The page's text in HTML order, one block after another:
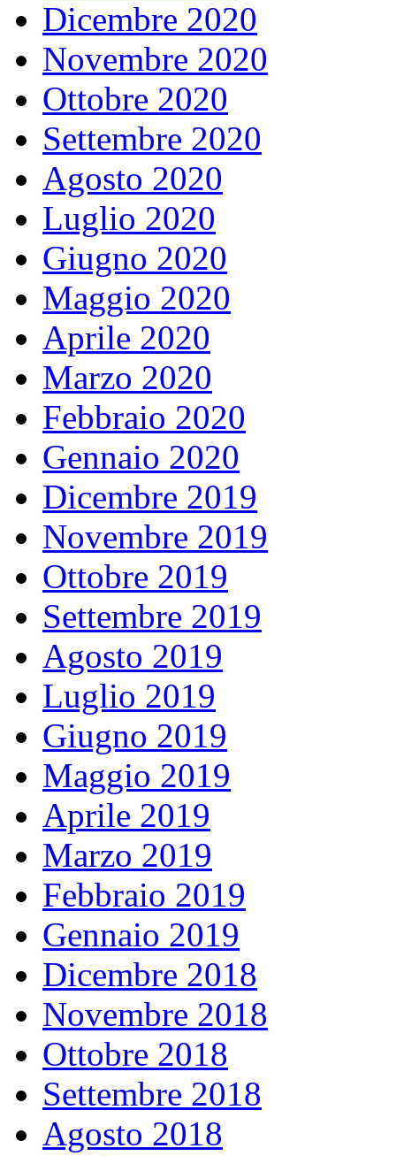
Dicembre 2020
Novembre 2020
Ottobre 2020
Settembre 2020
Agosto 2020
Luglio 2020
Giugno 2020
Maggio 2020
Aprile 2020
Marzo 2020
Febbraio 2020
Gennaio 2020
Dicembre 2019
Novembre 2019
Ottobre 2019
Settembre 2019
Agosto 2019
Luglio 2019
Giugno 2019
Maggio 2019
Aprile 2019
Marzo 2019
Febbraio 2019
Gennaio 2019
Dicembre 2018
Novembre 2018
Ottobre 2018
Settembre 2018
Agosto 2018